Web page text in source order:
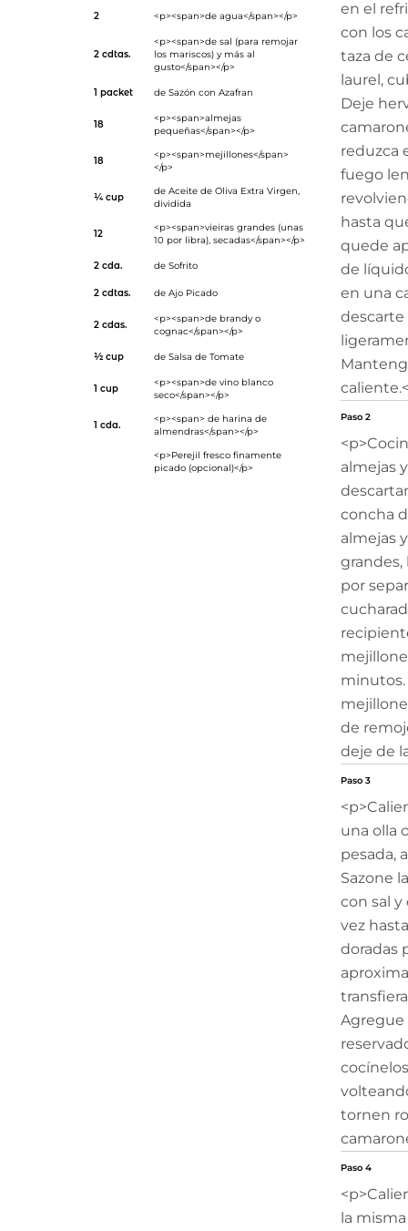
2 <p><span>de agua</span></p>
2 cdtas.
<p><span>de sal (para remojar
los mariscos) y más al
gusto</span></p>
1 packet de Sazón con Azafran
18
<p><span>almejas
pequeñas</span></p>
18
<p><span>mejillones</span>
</p>
¼ cup
de Aceite de Oliva Extra Virgen,
dividida
12
<p><span>vieiras grandes (unas
10 por libra), secadas</span></p>
2 cda. de Sofrito
2 cdtas. de Ajo Picado
2 cdas.
<p><span>de brandy o
cognac</span></p>
½ cup de Salsa de Tomate
1 cup
<p><span>de vino blanco
seco</span></p>
1 cda.
<p><span> de harina de
almendras</span></p>
<p>Perejil fresco finamente
picado (opcional)</p>
en el
con los
taza de
laurel,
Deje
reduzca
fuego
hasta
quede
de
en una
descarte
Paso 2
almejas
concha
almejas
grandes,
por
minutos.
de
deje de
Paso 3
una olla
pesada,
Sazone
con sal
vez
doradas
Agregue
tornen
Paso 4
la